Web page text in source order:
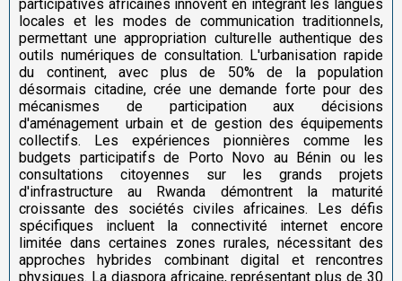
participatives africaines innovent en intégrant les langues
locales et les modes de communication traditionnels,
permettant une appropriation culturelle authentique des
outils numériques de consultation. L'urbanisation rapide
du continent, avec plus de 50% de la population
désormais citadine, crée une demande forte pour des
mécanismes de participation aux décisions
d'aménagement urbain et de gestion des équipements
collectifs. Les expériences pionnières comme les
budgets participatifs de Porto Novo au Bénin ou les
consultations citoyennes sur les grands projets
d'infrastructure au Rwanda démontrent la maturité
croissante des sociétés civiles africaines. Les défis
spécifiques incluent la connectivité internet encore
limitée dans certaines zones rurales, nécessitant des
approches hybrides combinant digital et rencontres
physiques. La diaspora africaine, représentant plus de 30